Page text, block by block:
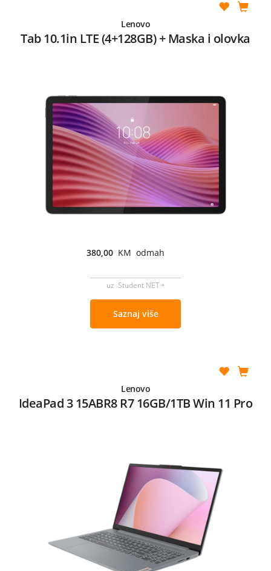
Lenovo
Tab 10.1in LTE (4+128GB) + Maska i olovka
380,00 KM odmah
uz Student NET +
Saznaj više
Lenovo
IdeaPad 3 15ABR8 R7 16GB/1TB Win 11 Pro